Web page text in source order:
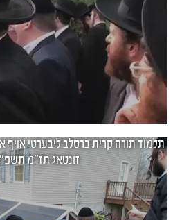
תלמוד תורה קרית ברסלב ליבערטי אויף
זונטאג תז"מ